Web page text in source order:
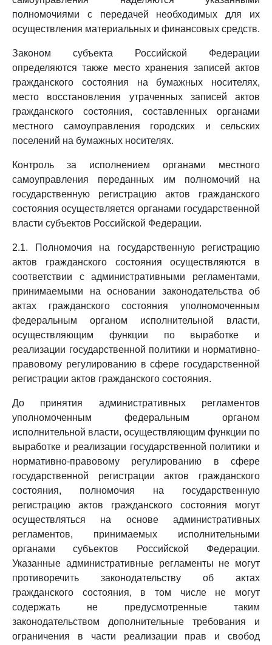
полномочиями с передачей необходимых для их
осуществления материальных и финансовых средств.
Законом субъекта Российской Федерации
определяются также место хранения записей актов
гражданского состояния на бумажных носителях,
место восстановления утраченных записей актов
гражданского состояния, составленных органами
местного самоуправления городских и сельских
поселений на бумажных носителях.
Контроль за исполнением органами местного
самоуправления переданных им полномочий на
государственную регистрацию актов гражданского
состояния осуществляется органами государственной
власти субъектов Российской Федерации.
2.1. Полномочия на государственную регистрацию
актов гражданского состояния осуществляются в
соответствии с административными регламентами,
принимаемыми на основании законодательства об
актах гражданского состояния уполномоченным
федеральным органом исполнительной власти,
осуществляющим функции по выработке и
реализации государственной политики и нормативно-
правовому регулированию в сфере государственной
регистрации актов гражданского состояния.
До принятия административных регламентов
уполномоченным федеральным органом
исполнительной власти, осуществляющим функции по
выработке и реализации государственной политики и
нормативно-правовому регулированию в сфере
государственной регистрации актов гражданского
состояния, полномочия на государственную
регистрацию актов гражданского состояния могут
осуществляться на основе административных
регламентов, принимаемых исполнительными
органами субъектов Российской Федерации.
Указанные административные регламенты не могут
противоречить законодательству об актах
гражданского состояния, в том числе не могут
содержать не предусмотренные таким
законодательством дополнительные требования и
ограничения в части реализации прав и свобод